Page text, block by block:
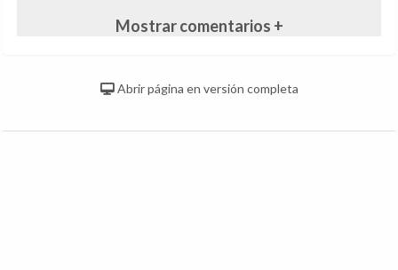
Mostrar comentarios +
Abrir página en versión completa